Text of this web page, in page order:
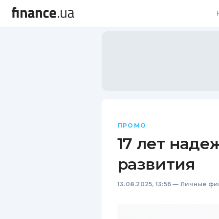
ПРОМО
17 лет
развития
13.08.2025, 13:56 — Личные